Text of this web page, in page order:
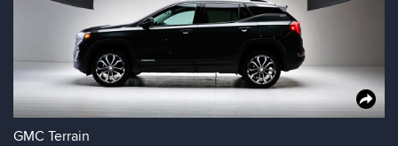
GMC Terrain